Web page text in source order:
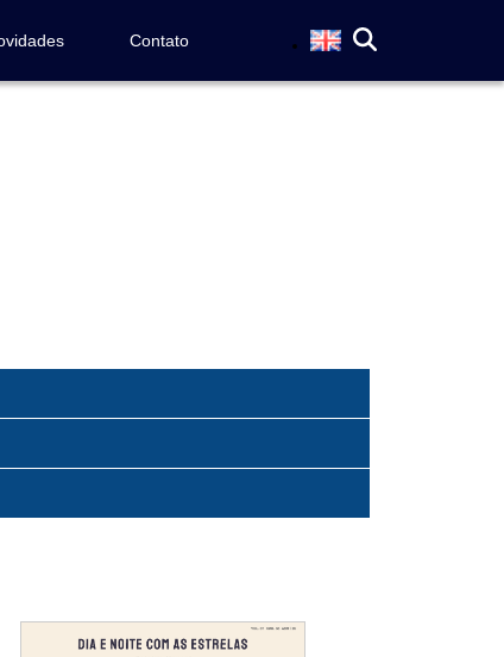
Contato